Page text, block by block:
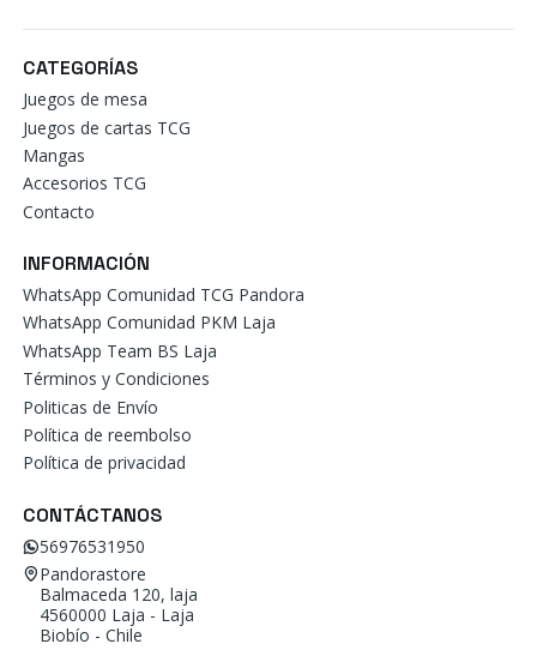
CATEGORÍAS
Juegos de mesa
Juegos de cartas TCG
Mangas
Accesorios TCG
Contacto
INFORMACIÓN
WhatsApp Comunidad TCG Pandora
WhatsApp Comunidad PKM Laja
WhatsApp Team BS Laja
Términos y Condiciones
Politicas de Envío
Política de reembolso
Política de privacidad
CONTÁCTANOS
56976531950
Pandorastore
Balmaceda 120, laja
4560000 Laja - Laja
Biobío - Chile